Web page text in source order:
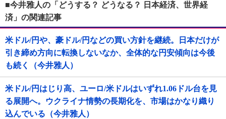
■今井雅人の「どうする？ どうなる？ 日本経済、世界経
済」の関連記事
米ドル/円や、豪ドル/円などの買い方針を継続。日本だけが
引き締め方向に転換しないなか、全体的な円安傾向は今後
も続く（今井雅人）
米ドル/円はじり高、ユーロ/米ドルはいずれ1.06ドル台を見
る展開へ。ウクライナ情勢の長期化を、市場はかなり織り
込んでいる（今井雅人）